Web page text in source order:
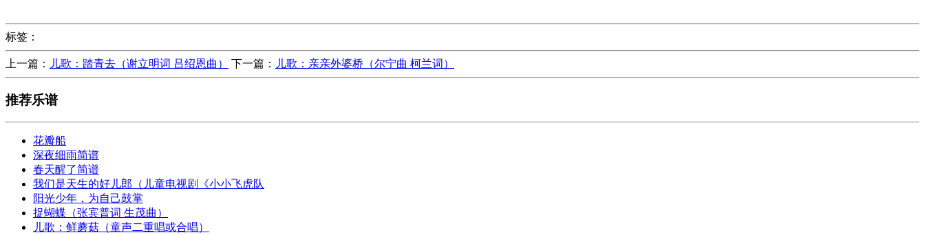
标签：
上一篇： 儿歌：踏青去（谢立明词 吕绍恩曲） 下一篇： 儿歌：亲亲外婆桥（尔宁曲 柯兰词）
推荐乐谱
花瓣船
深夜细雨简谱
春天醒了简谱
我们是天生的好儿郎（儿童电视剧《小小飞虎队
阳光少年，为自己鼓掌
捉蝴蝶（张宾普词 生茂曲）
儿歌：鲜蘑菇（童声二重唱或合唱）